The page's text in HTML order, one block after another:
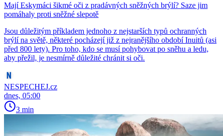
Mají Eskymáci šikmé oči z pradávných sněžných brýlí? Saze jim
pomáhaly proti sněžné slepotě
Jsou důležitým příkladem jednoho z nejstarších typů ochranných
brýlí na světě, některé pocházejí již z nejranějšího období Inuitů (asi
před 800 lety). Pro toho, kdo se musí pohybovat po sněhu a ledu,
aby přežil, je nesmírně důležité chránit si oči.
NESPECHEJ.cz
dnes, 05:00
3 min